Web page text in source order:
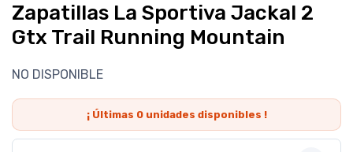
Zapatillas La Sportiva Jackal 2
Gtx Trail Running Mountain
NO DISPONIBLE
¡ Últimas 0unidades disponibles !